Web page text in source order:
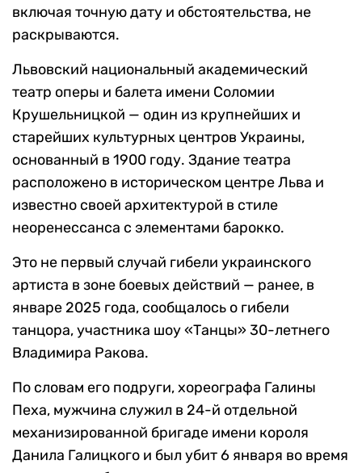
включая точную дату и обстоятельства, не
раскрываются.
Львовский национальный академический
театр оперы и балета имени Соломии
Крушельницкой — один из крупнейших и
старейших культурных центров Украины,
основанный в 1900 году. Здание театра
расположено в историческом центре Льва и
известно своей архитектурой в стиле
неоренессанса с элементами барокко.
Это не первый случай гибели украинского
артиста в зоне боевых действий — ранее, в
январе 2025 года, сообщалось о гибели
танцора, участника шоу «Танцы» 30-летнего
Владимира Ракова.
По словам его подруги, хореографа Галины
Пеха, мужчина служил в 24-й отдельной
механизированной бригаде имени короля
Данила Галицкого и был убит 6 января во время